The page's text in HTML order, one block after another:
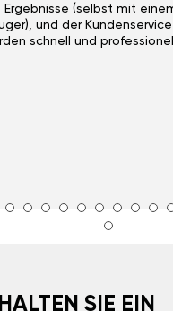
Ergebnisse (selbst mit
und der
schnell und
SIE EIN